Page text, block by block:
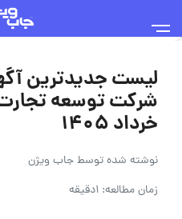
لیست جدیدترین
خرداد ۱۴۰۵
نوشته شده توسطجاب ویژن
زمان مطالعه: 1دقیقه